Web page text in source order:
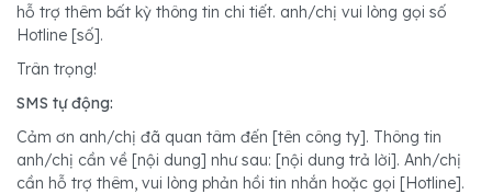
hỗ trợ thêm bất kỳ thông tin chi tiết. anh/chị vui lòng gọi số
Hotline [số].
Trân trọng!
SMS tự động:
Cảm ơn anh/chị đã quan tâm đến [tên công ty]. Thông tin
anh/chị cần về [nội dung] như sau: [nội dung trả lời]. Anh/chị
cần hỗ trợ thêm, vui lòng phản hồi tin nhắn hoặc gọi [Hotline].